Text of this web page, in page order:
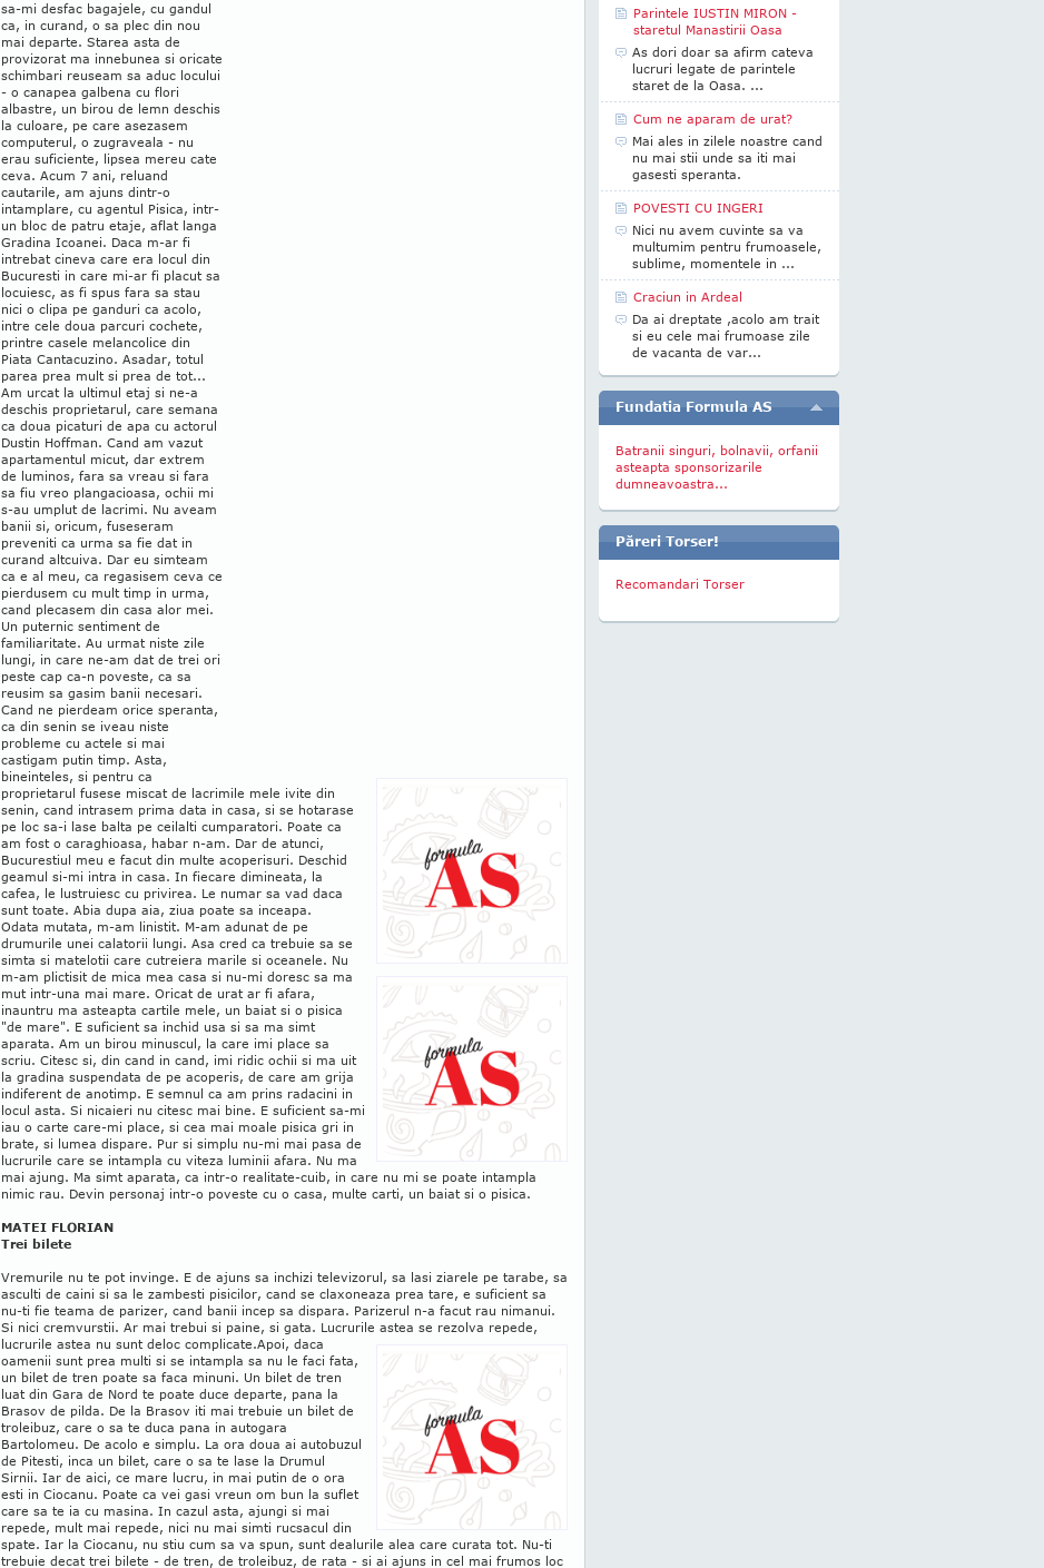
sa-mi desfac bagajele, cu gandul
ca, in curand, o sa plec din nou
mai departe. Starea asta de
provizorat ma innebunea si oricate
schimbari reuseam sa aduc locului
- o canapea galbena cu flori
albastre, un birou de lemn deschis
la culoare, pe care asezasem
computerul, o zugraveala - nu
erau suficiente, lipsea mereu cate
ceva. Acum 7 ani, reluand
cautarile, am ajuns dintr-o
intamplare, cu agentul Pisica, intr-
un bloc de patru etaje, aflat langa
Gradina Icoanei. Daca m-ar fi
intrebat cineva care era locul din
Bucuresti in care mi-ar fi placut sa
locuiesc, as fi spus fara sa stau
nici o clipa pe ganduri ca acolo,
intre cele doua parcuri cochete,
printre casele melancolice din
Piata Cantacuzino. Asadar, totul
parea prea mult si prea de tot...
Am urcat la ultimul etaj si ne-a
deschis proprietarul, care semana
ca doua picaturi de apa cu actorul
Dustin Hoffman. Cand am vazut
apartamentul micut, dar extrem
de luminos, fara sa vreau si fara
sa fiu vreo plangacioasa, ochii mi
s-au umplut de lacrimi. Nu aveam
banii si, oricum, fuseseram
preveniti ca urma sa fie dat in
curand altcuiva. Dar eu simteam
ca e al meu, ca regasisem ceva ce
pierdusem cu mult timp in urma,
cand plecasem din casa alor mei.
Un puternic sentiment de
familiaritate. Au urmat niste zile
lungi, in care ne-am dat de trei ori
peste cap ca-n poveste, ca sa
reusim sa gasim banii necesari.
Cand ne pierdeam orice speranta,
ca din senin se iveau niste
probleme cu actele si mai
castigam putin timp. Asta,
bineinteles, si pentru ca
proprietarul fusese miscat de lacrimile mele ivite din
senin, cand intrasem prima data in casa, si se hotarase
pe loc sa-i lase balta pe ceilalti cumparatori. Poate ca
am fost o caraghioasa, habar n-am. Dar de atunci,
Bucurestiul meu e facut din multe acoperisuri. Deschid
geamul si-mi intra in casa. In fiecare dimineata, la
cafea, le lustruiesc cu privirea. Le numar sa vad daca
sunt toate. Abia dupa aia, ziua poate sa inceapa.
Odata mutata, m-am linistit. M-am adunat de pe
drumurile unei calatorii lungi. Asa cred ca trebuie sa se
simta si matelotii care cutreiera marile si oceanele. Nu
m-am plictisit de mica mea casa si nu-mi doresc sa ma
mut intr-una mai mare. Oricat de urat ar fi afara,
inauntru ma asteapta cartile mele, un baiat si o pisica
"de mare". E suficient sa inchid usa si sa ma simt
aparata. Am un birou minuscul, la care imi place sa
scriu. Citesc si, din cand in cand, imi ridic ochii si ma uit
la gradina suspendata de pe acoperis, de care am grija
indiferent de anotimp. E semnul ca am prins radacini in
locul asta. Si nicaieri nu citesc mai bine. E suficient sa-mi
iau o carte care-mi place, si cea mai moale pisica gri in
brate, si lumea dispare. Pur si simplu nu-mi mai pasa de
lucrurile care se intampla cu viteza luminii afara. Nu ma
mai ajung. Ma simt aparata, ca intr-o realitate-cuib, in care nu mi se poate intampla
nimic rau. Devin personaj intr-o poveste cu o casa, multe carti, un baiat si o pisica.
MATEI FLORIAN
Trei bilete
Vremurile nu te pot invinge. E de ajuns sa inchizi televizorul, sa lasi ziarele pe tarabe, sa
asculti de caini si sa le zambesti pisicilor, cand se claxoneaza prea tare, e suficient sa
nu-ti fie teama de parizer, cand banii incep sa dispara. Parizerul n-a facut rau nimanui.
Si nici cremvurstii. Ar mai trebui si paine, si gata. Lucrurile astea se rezolva repede,
lucrurile astea nu sunt deloc complicate.Apoi, daca
oamenii sunt prea multi si se intampla sa nu le faci fata,
un bilet de tren poate sa faca minuni. Un bilet de tren
luat din Gara de Nord te poate duce departe, pana la
Brasov de pilda. De la Brasov iti mai trebuie un bilet de
troleibuz, care o sa te duca pana in autogara
Bartolomeu. De acolo e simplu. La ora doua ai autobuzul
de Pitesti, inca un bilet, care o sa te lase la Drumul
Sirnii. Iar de aici, ce mare lucru, in mai putin de o ora
esti in Ciocanu. Poate ca vei gasi vreun om bun la suflet
care sa te ia cu masina. In cazul asta, ajungi si mai
repede, mult mai repede, nici nu mai simti rucsacul din
spate. Iar la Ciocanu, nu stiu cum sa va spun, sunt dealurile alea care curata tot. Nu-ti
trebuie decat trei bilete - de tren, de troleibuz, de rata - si ai ajuns in cel mai frumos loc
Parintele IUSTIN MIRON -
staretul Manastirii Oasa
As dori doar sa afirm cateva
lucruri legate de parintele
staret de la Oasa. ...
Cum ne aparam de urat?
Mai ales in zilele noastre cand
nu mai stii unde sa iti mai
gasesti speranta.
POVESTI CU INGERI
Nici nu avem cuvinte sa va
multumim pentru frumoasele,
sublime, momentele in ...
Craciun in Ardeal
Da ai dreptate ,acolo am trait
si eu cele mai frumoase zile
de vacanta de var...
Fundatia Formula AS
Batranii singuri, bolnavii, orfanii
asteapta sponsorizarile
dumneavoastra...
Păreri Torser!
Recomandari Torser